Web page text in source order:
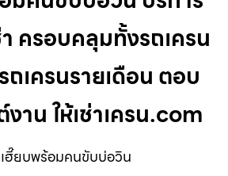
า ครอบคลุมทั้งรถเครน
ถเครนรายเดือน ตอบ
าน ให้เช่าเครน.com
ฮี๊ยบพร้อมคนขับบ่อวิน